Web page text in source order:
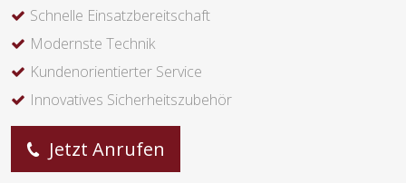
Schnelle Einsatzbereitschaft
Modernste Technik
Kundenorientierter Service
Innovatives Sicherheitszubehör
Jetzt Anrufen